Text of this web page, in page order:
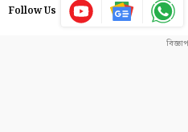
Follow Us